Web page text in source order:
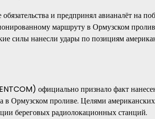
и предпринял авианалёт на
маршруту в Ормузском
силы нанесли удары по позициям
официально признало факт
в Ормузском проливе. Целями
береговых радиолокационных станций.